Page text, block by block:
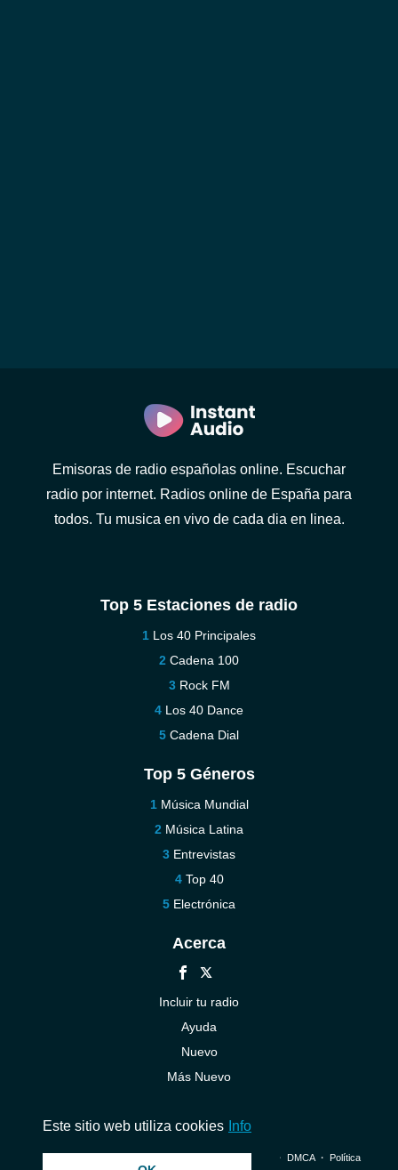
Emisoras de radio españolas online. Escuchar
radio por internet. Radios online de España para
todos. Tu musica en vivo de cada dia en linea.
Top 5 Estaciones de radio
Los 40 Principales
Cadena 100
Rock FM
Los 40 Dance
Cadena Dial
Top 5 Géneros
Música Mundial
Música Latina
Entrevistas
Top 40
Electrónica
Acerca
Incluir tu radio
Ayuda
Nuevo
Más Nuevo
© 2026 InstantAudio. Reservados todos los derechos. ・ DMCA・ Política
Este sitio web utiliza cookies Info